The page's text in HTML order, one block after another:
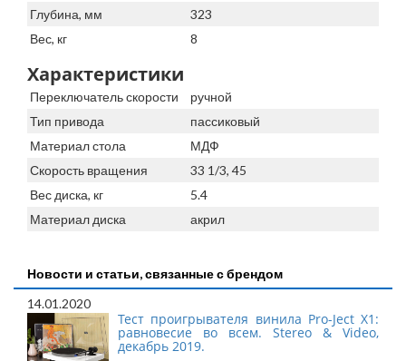
Глубина, мм
323
Вес, кг
8
Характеристики
Переключатель скорости
ручной
Тип привода
пассиковый
Материал стола
МДФ
Скорость вращения
33 1/3, 45
Вес диска, кг
5.4
Материал диска
акрил
Новости и статьи, связанные с брендом
14.01.2020
Тест проигрывателя винила Pro-Ject X1:
равновесие во всем. Stereo & Video,
декабрь 2019.